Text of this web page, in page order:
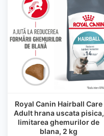
Royal Canin Hairball Care
Adult hrana uscata pisica,
limitarea ghemurilor de
blana, 2 kg